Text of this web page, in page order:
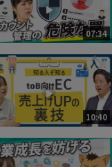
07:34
10:40